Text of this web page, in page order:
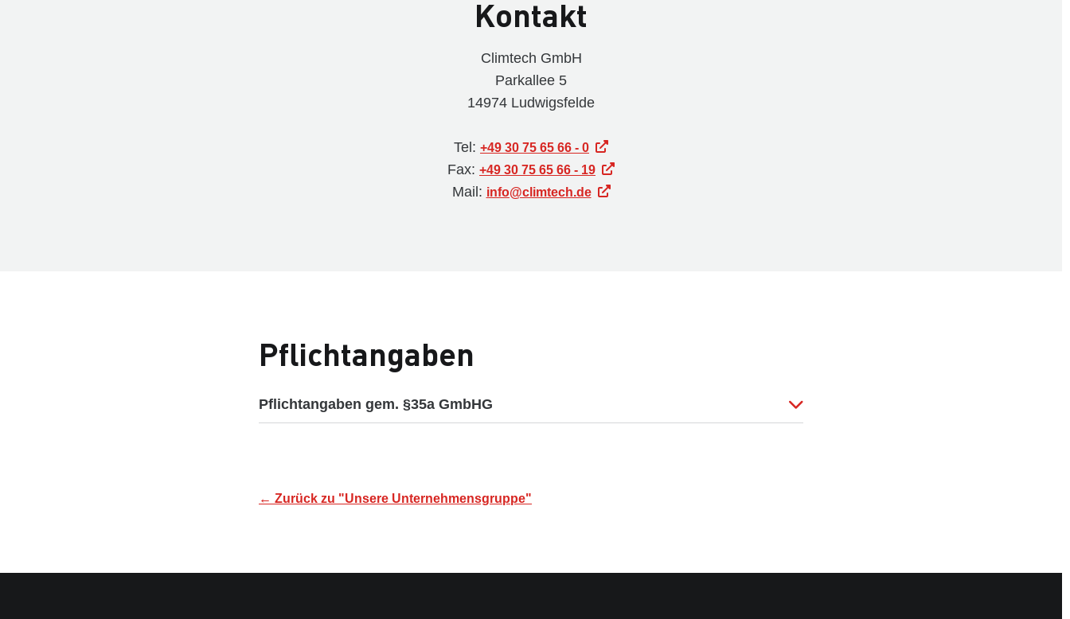
Kontakt
Climtech GmbH
Parkallee 5
14974 Ludwigsfelde
Tel: +49 30 75 65 66 - 0
Fax: +49 30 75 65 66 - 19
Mail: info@climtech.de
Pflichtangaben
Pflichtangaben gem. §35a GmbHG
← Zurück zu "Unsere Unternehmensgruppe"